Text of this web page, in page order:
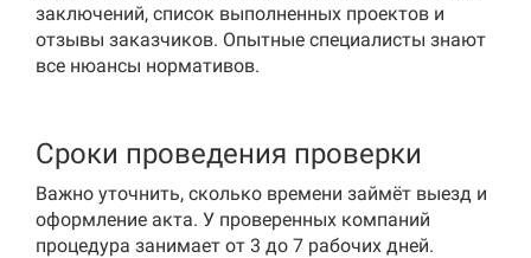
заключений, список выполненных проектов и
отзывы заказчиков. Опытные специалисты знают
все нюансы нормативов.
Сроки проведения проверки
Важно уточнить, сколько времени займёт выезд и
оформление акта. У проверенных компаний
процедура занимает от 3 до 7 рабочих дней.